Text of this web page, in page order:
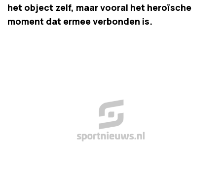
het object zelf, maar vooral het heroïsche
moment dat ermee verbonden is.